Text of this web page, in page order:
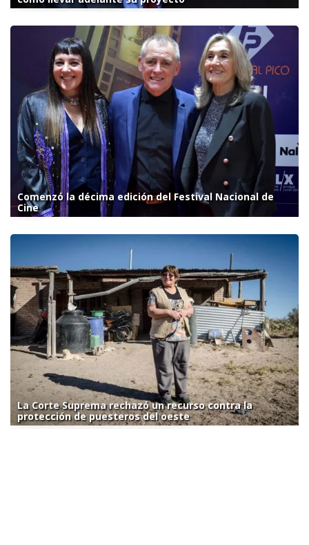
Comenzó la décima edición del Festival Nacional de
Cine
La Corte Suprema rechazó un recurso contra la
protección de puesteros del oeste